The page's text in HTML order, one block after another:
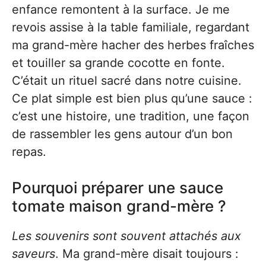
enfance remontent à la surface. Je me
revois assise à la table familiale, regardant
ma grand-mère hacher des herbes fraîches
et touiller sa grande cocotte en fonte.
C’était un rituel sacré dans notre cuisine.
Ce plat simple est bien plus qu’une sauce :
c’est une histoire, une tradition, une façon
de rassembler les gens autour d’un bon
repas.
Pourquoi préparer une sauce
tomate maison grand-mère ?
Les souvenirs sont souvent attachés aux
saveurs. Ma grand-mère disait toujours :